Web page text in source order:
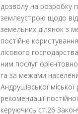
дозволу на розробку
землеустрою щодо
земельних ділянок з
постійне
лісового
ним послуг
га за межами
Андрушівської
рекомендації постійної
керуючись ст.26